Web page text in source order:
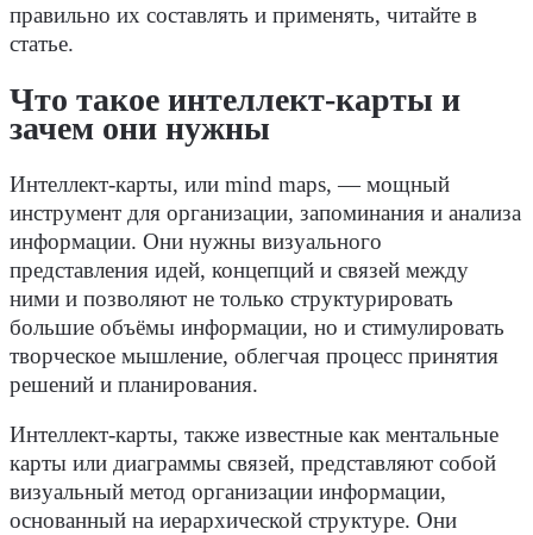
правильно их составлять и применять, читайте в
статье.
Что такое интеллект-карты и
зачем они нужны
Интеллект-карты, или mind maps, — мощный
инструмент для организации, запоминания и анализа
информации. Они нужны визуального
представления идей, концепций и связей между
ними и позволяют не только структурировать
большие объёмы информации, но и стимулировать
творческое мышление, облегчая процесс принятия
решений и планирования.
Интеллект-карты, также известные как ментальные
карты или диаграммы связей, представляют собой
визуальный метод организации информации,
основанный на иерархической структуре. Они